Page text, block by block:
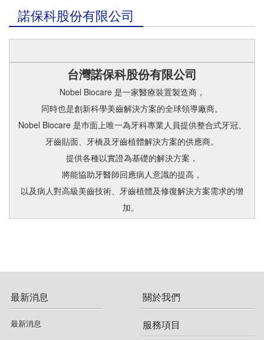
形體美容整合醫學會
景升診所
上立皮膚科診所
藝群皮膚科診所
麥茵茲美形診所
尤詡鑫醫師
愛惟美診所
祈約美醫皮膚科診所
牙醫／牙材
悅庭牙醫診所
尊榮美學牙醫診所
完美牙醫診所
新當代牙醫診所
耀美牙醫診所
風采牙醫診所
程國慶牙醫診所
華仁牙科診所
諾保科股份有限公司
台灣諾保科股份有限公司
Nobel Biocare 是一家醫療裝置製造商，
同時也是創新科學美齒解決方案的全球領導廠商。
Nobel Biocare 是巿面上唯一為牙科專業人員提供整合式牙冠、
牙齒貼面、牙橋及牙齒植體解決方案的供應商。
提供各種以實證為基礎的解決方案，
將能協助牙醫師回應病人意識的提高，
以及病人對高級美齒技術、牙齒植體及修復解決方案需求的增
加。
最新消息
最新消息
關於我們
服務項目